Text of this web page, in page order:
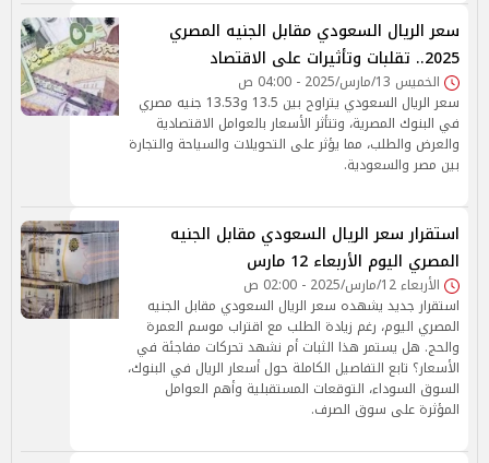
سعر الريال السعودي مقابل الجنيه المصري
2025.. تقلبات وتأثيرات على الاقتصاد
الخميس 13/مارس/2025 - 04:00 ص
سعر الريال السعودي يتراوح بين 13.5 و13.53 جنيه مصري
في البنوك المصرية، وتتأثر الأسعار بالعوامل الاقتصادية
والعرض والطلب، مما يؤثر على التحويلات والسياحة والتجارة
بين مصر والسعودية.
استقرار سعر الريال السعودي مقابل الجنيه
المصري اليوم الأربعاء 12 مارس
الأربعاء 12/مارس/2025 - 02:00 ص
استقرار جديد يشهده سعر الريال السعودي مقابل الجنيه
المصري اليوم، رغم زيادة الطلب مع اقتراب موسم العمرة
والحج. هل يستمر هذا الثبات أم نشهد تحركات مفاجئة في
الأسعار؟ تابع التفاصيل الكاملة حول أسعار الريال في البنوك،
السوق السوداء، التوقعات المستقبلية وأهم العوامل
المؤثرة على سوق الصرف.